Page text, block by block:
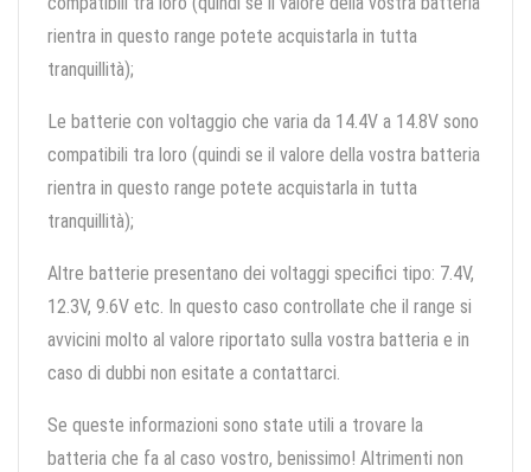
rientra in questo range potete acquistarla in tutta
tranquillità);
Le batterie con voltaggio che varia da 14.4V a 14.8V sono
compatibili tra loro (quindi se il valore della vostra batteria
rientra in questo range potete acquistarla in tutta
tranquillità);
Altre batterie presentano dei voltaggi specifici tipo: 7.4V,
12.3V, 9.6V etc. In questo caso controllate che il range si
avvicini molto al valore riportato sulla vostra batteria e in
caso di dubbi non esitate a contattarci.
Se queste informazioni sono state utili a trovare la
batteria che fa al caso vostro, benissimo! Altrimenti non